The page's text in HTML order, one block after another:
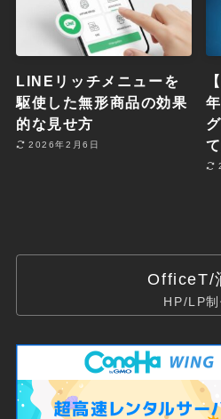
LINEリッチメニューを
駆使した無形商品の効果
的な見せ方
2026年2月6日
OfficeT/
HP/LP制